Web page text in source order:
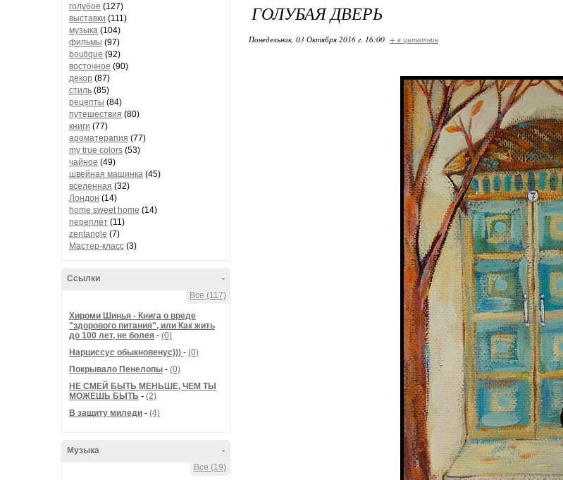
голубое (127)
выставки (111)
музыка (104)
фильмы (97)
boutique (92)
восточное (90)
декор (87)
стиль (85)
рецепты (84)
путешествия (80)
книги (77)
ароматерапия (77)
my true colors (53)
чайное (49)
швейная машинка (45)
вселенная (32)
Лондон (14)
home sweet home (14)
переплёт (11)
zentangle (7)
Мастер-класс (3)
-
Ссылки
Все (117)
Хироми Шинья - Книга о вреде
"здорового питания", или Как жить
до 100 лет, не болея - (0)
Нарциссус обыкновенус))) - (0)
Покрывало Пенелопы - (0)
НЕ СМЕЙ БЫТЬ МЕНЬШЕ, ЧЕМ ТЫ
МОЖЕШЬ БЫТЬ - (2)
В защиту миледи - (4)
-
Музыка
Все (19)
ГОЛУБАЯ ДВЕРЬ
Понедельник, 03 Октября 2016 г. 16:00 + в цитатник